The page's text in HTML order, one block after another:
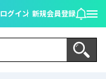
ログイン 新規会員登録